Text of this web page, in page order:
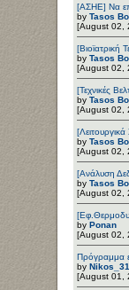
[ΑΣΗΕ] Να
by Tasos
[August 02,
[Βιοϊατρική
by Tasos
[August 02,
[Τεχνικές
by Tasos
[August 02,
by Tasos
[August 02,
[Ανάλυση
by Tasos
[August 02,
by Ponan
[August 02,
Πρόγραμμα
by
[August 01,